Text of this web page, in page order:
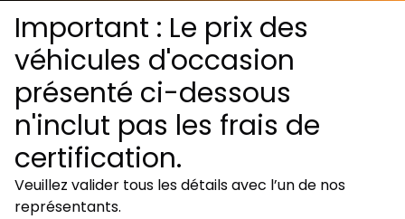
Important : Le prix des
véhicules d'occasion
présenté ci-dessous
n'inclut pas les frais de
certification.
Veuillez valider tous les détails avec l’un de nos
représentants.